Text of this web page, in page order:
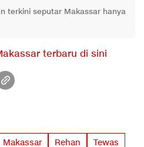
terkini seputar Makassar hanya
terbaru di sini
Makassar Rehan Tewas